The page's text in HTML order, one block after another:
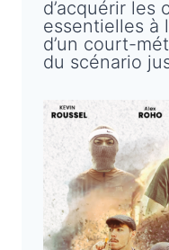
d’acquérir les
essentielles à
d’un court-
du scénario